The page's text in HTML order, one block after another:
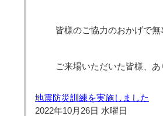
皆様のご協力のおかげで
ご来場いただいた皆様、
地震防災訓練を実施しました
2022年10月26日 水曜日